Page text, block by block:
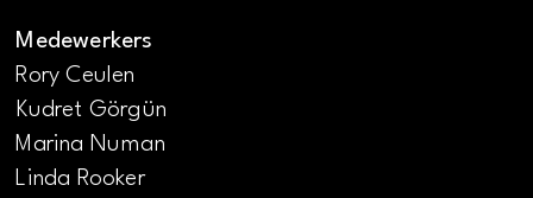
Medewerkers
Rory Ceulen
Kudret Görgün
Marina Numan
Linda Rooker